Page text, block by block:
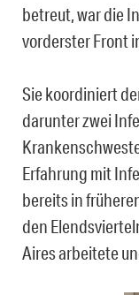
betreut, war die
vorderster Front
Sie koordiniert
darunter zwei
Erfahrung mit
bereits in
den
Aires arbeitete